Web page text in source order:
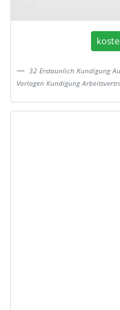
32 Erstaunlich Kundigung
Vorlagen Kundigung